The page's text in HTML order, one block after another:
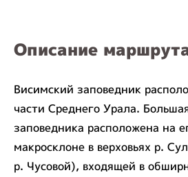
Описание
Висимский заповедник
части Среднего Урала.
заповедника расположена на
макросклоне в верховьях р.
р. Чусовой), входящей в